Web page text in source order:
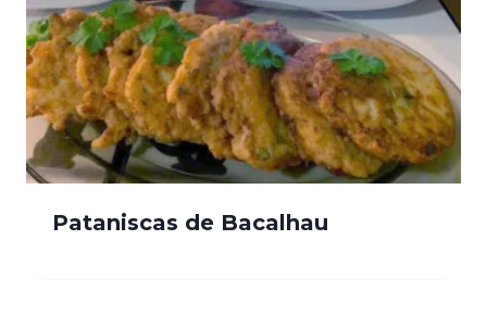
Pataniscas de Bacalhau